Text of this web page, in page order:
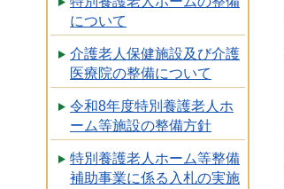
について
介護老人保健施設及び介護
医療院の整備について
令和8年度特別養護老人ホ
ーム等施設の整備方針
特別養護老人ホーム等整備
補助事業に係る入札の実施